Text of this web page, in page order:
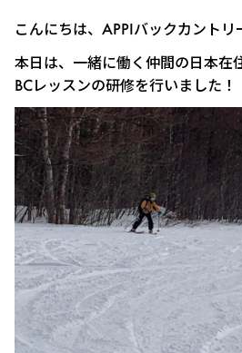
こんにちは、APPIバックカントリ
本日は、一緒に働く仲間の日本在
BCレッスンの研修を行いました！